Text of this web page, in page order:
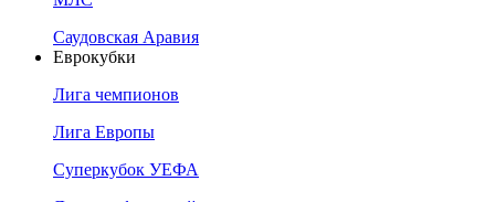
Саудовская Аравия
Еврокубки
Лига чемпионов
Лига Европы
Суперкубок УЕФА